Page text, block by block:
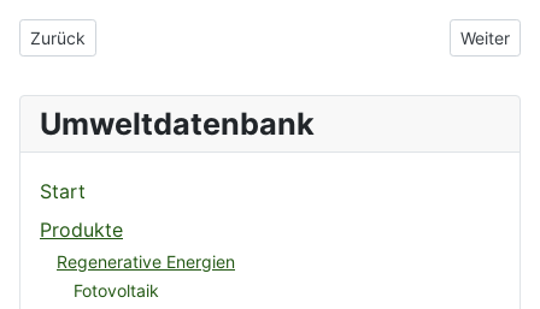
Vorheriger Beitrag: media concept ORCON GmbH
Zurück Nächster
Weiter
Umweltdatenbank
Start
Produkte
Regenerative Energien
Fotovoltaik